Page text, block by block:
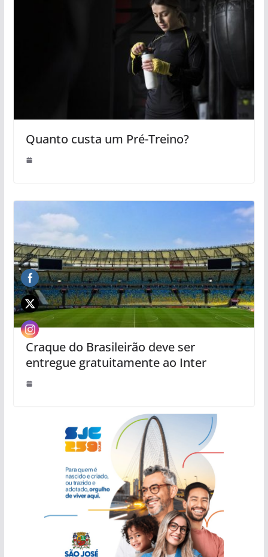
Quanto custa um Pré-Treino?
Craque do Brasileirão deve ser
entregue gratuitamente ao Inter